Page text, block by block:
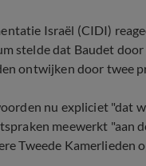
Israël (CIDI)
stelde dat Baudet
ontwijken door twee
nu expliciet "dat
meewerkt "aan
Tweede Kamerlieden